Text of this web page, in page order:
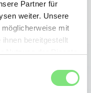
Partner für
weiter. Unsere
mit
bereitgestellt